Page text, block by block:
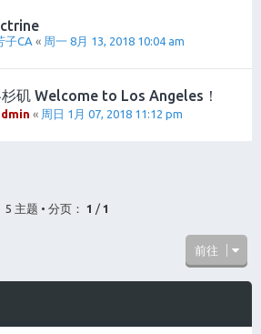
子CA « 周一 8月 13, 2018 10:04 am
矶 Welcome to Los Angeles！
« 周日 1月 07, 2018 11:12 pm
5 主题 • 分页： 1 / 1
前往